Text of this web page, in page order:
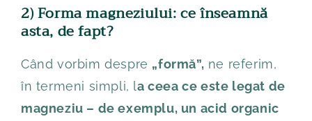
2) Forma magneziului: ce înseamnă
asta, de fapt?
Când vorbim despre „formă”, ne referim,
în termeni simpli, la ceea ce este legat de
magneziu – de exemplu, un acid organic